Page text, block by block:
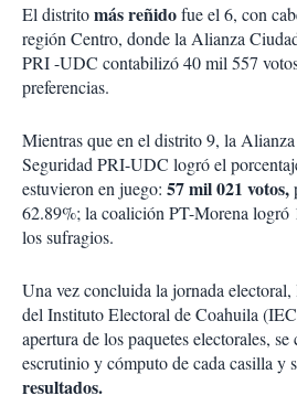
El distritomás reñidofue el 6, con
región Centro, donde la Alianza
PRI -UDC contabilizó 40 mil 557
preferencias.
Mientras que en el distrito 9, la
Seguridad PRI-UDC logró el
estuvieron en juego: 57 mil 021 votos,
62.89%; la coalición PT-Morena logró
los sufragios.
Una vez concluida la jornada
del Instituto Electoral de Coahuila
apertura de los paquetes electorales, se
escrutinio y cómputo de cada casilla y
resultados.